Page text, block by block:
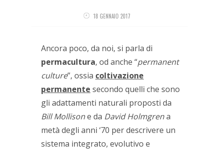
18 GENNAIO 2017
Ancora poco, da noi, si parla di
permacultura, od anche “permanent
culture”, ossia coltivazione
permanente secondo quelli che sono
gli adattamenti naturali proposti da
Bill Mollisone da David Holmgrena
metà degli anni ‘70 per descrivere un
sistema integrato, evolutivo e